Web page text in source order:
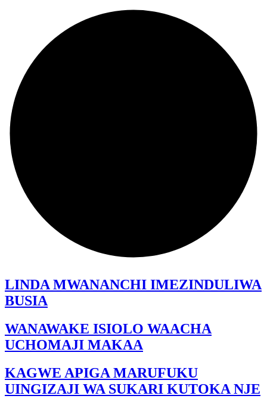
LINDA MWANANCHI IMEZINDULIWA
BUSIA
WANAWAKE ISIOLO WAACHA
UCHOMAJI MAKAA
KAGWE APIGA MARUFUKU
UINGIZAJI WA SUKARI KUTOKA NJE